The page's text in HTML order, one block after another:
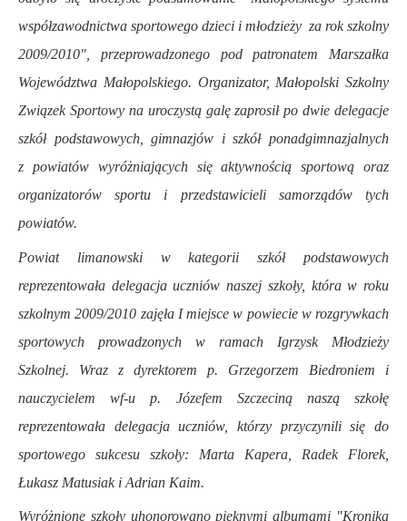
współzawodnictwa sportowego dzieci i młodzieży za rok szkolny
2009/2010", przeprowadzonego pod patronatem Marszałka
Województwa Małopolskiego. Organizator, Małopolski Szkolny
Związek Sportowy na uroczystą galę zaprosił po dwie delegacje
szkół podstawowych, gimnazjów i szkół ponadgimnazjalnych
z powiatów wyróżniających się aktywnością sportową oraz
organizatorów sportu i przedstawicieli samorządów tych
powiatów.
Powiat limanowski w kategorii szkół podstawowych
reprezentowała delegacja uczniów naszej szkoły, która w roku
szkolnym 2009/2010 zajęła I miejsce w powiecie w rozgrywkach
sportowych prowadzonych w ramach Igrzysk Młodzieży
Szkolnej. Wraz z dyrektorem p. Grzegorzem Biedroniem i
nauczycielem wf-u p. Józefem Szczeciną naszą szkołę
reprezentowała delegacja uczniów, którzy przyczynili się do
sportowego sukcesu szkoły: Marta Kapera, Radek Florek,
Łukasz Matusiak i Adrian Kaim.
Wyróżnione szkoły uhonorowano pięknymi albumami "Kronika